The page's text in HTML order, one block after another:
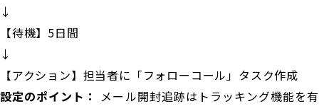
↓
【待機】5日間
↓
【アクション】担当者に「フォローコール」タスク作成
設定のポイント：
メール開封追跡はトラッキング機能を有